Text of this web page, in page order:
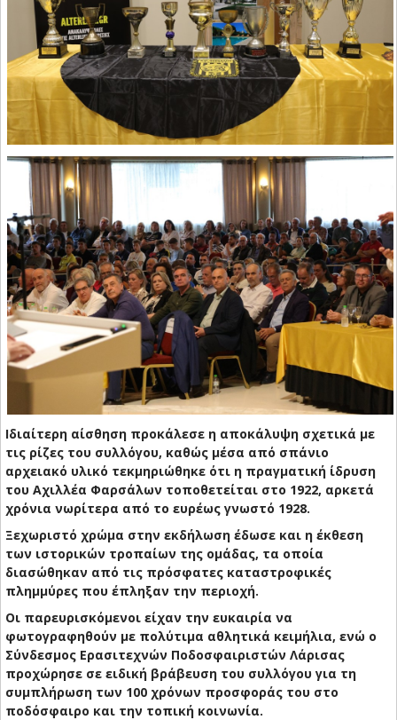
Ιδιαίτερη αίσθηση προκάλεσε η αποκάλυψη σχετικά με
τις ρίζες του συλλόγου, καθώς μέσα από σπάνιο
αρχειακό υλικό τεκμηριώθηκε ότι η πραγματική ίδρυση
του Αχιλλέα Φαρσάλων τοποθετείται στο 1922, αρκετά
χρόνια νωρίτερα από το ευρέως γνωστό 1928.
Ξεχωριστό χρώμα στην εκδήλωση έδωσε και η έκθεση
των ιστορικών τροπαίων της ομάδας, τα οποία
διασώθηκαν από τις πρόσφατες καταστροφικές
πλημμύρες που έπληξαν την περιοχή.
Οι παρευρισκόμενοι είχαν την ευκαιρία να
φωτογραφηθούν με πολύτιμα αθλητικά κειμήλια, ενώ ο
Σύνδεσμος Ερασιτεχνών Ποδοσφαιριστών Λάρισας
προχώρησε σε ειδική βράβευση του συλλόγου για τη
συμπλήρωση των 100 χρόνων προσφοράς του στο
ποδόσφαιρο και την τοπική κοινωνία.